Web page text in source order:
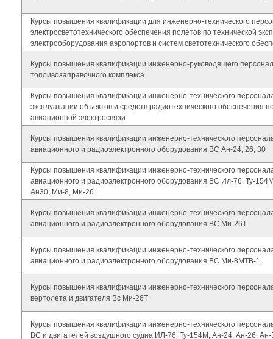
Курсы повышения квалификации для инженерно-технического
электросветотехнического обеспечения полетов по технической
электрооборудования аэропортов и систем светотехнического
Курсы повышения квалификации инженерно-руководящего
топливозаправочного комплекса
Курсы повышения квалификации инженерно-технического
эксплуатации объектов и средств радиотехнического обеспечения
авиационной электросвязи
Курсы повышения квалификации инженерно-технического
авиационного и радиоэлектронного оборудования ВС Ан-24, 26, 30
Курсы повышения квалификации инженерно-технического
авиационного и радиоэлектронного оборудования ВС Ил-76, Ту-
Ан30, Ми-8, Ми-26
Курсы повышения квалификации инженерно-технического
авиационного и радиоэлектронного оборудования ВС Ми-26Т
Курсы повышения квалификации инженерно-технического
авиационного и радиоэлектронного оборудования ВС Ми-8МТВ-1
Курсы повышения квалификации инженерно-технического
вертолета и двигателя Вс Ми-26Т
Курсы повышения квалификации инженерно-технического
ВС и двигателей воздушного судна ИЛ-76, Ту-154М, Ан-24, Ан-26,